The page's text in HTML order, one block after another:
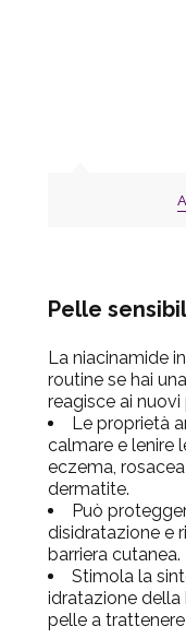
Pelle
La niacinamide
routine se hai
reagisce ai
Le proprietà
calmare e lenire
eczema,
dermatite.
Può
disidratazione e
barriera cutanea.
Stimola la
idratazione della
pelle a trattenere